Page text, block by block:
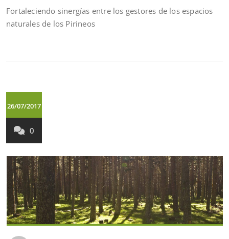
Fortaleciendo sinergías entre los gestores de los espacios
naturales de los Pirineos
26/07/2017
0